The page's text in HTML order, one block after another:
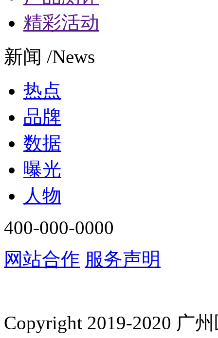
精彩活动
新闻 /News
热点
品牌
数据
曝光
人物
400-000-0000
网站合作 服务声明
Copyright 2019-2020 广